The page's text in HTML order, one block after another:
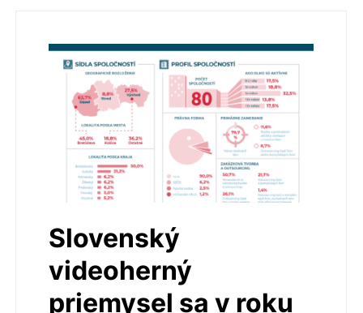
Slovenský
videoherný
priemysel sa v roku